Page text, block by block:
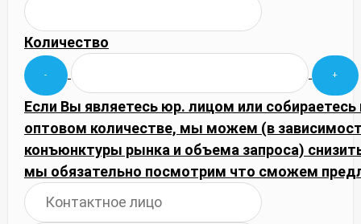
Количество
Если Вы являетесь юр. лицом или собираетесь
оптовом количестве, мы можем (в
конъюнктуры рынка и объема запроса)
мы обязательно посмотрим что сможем